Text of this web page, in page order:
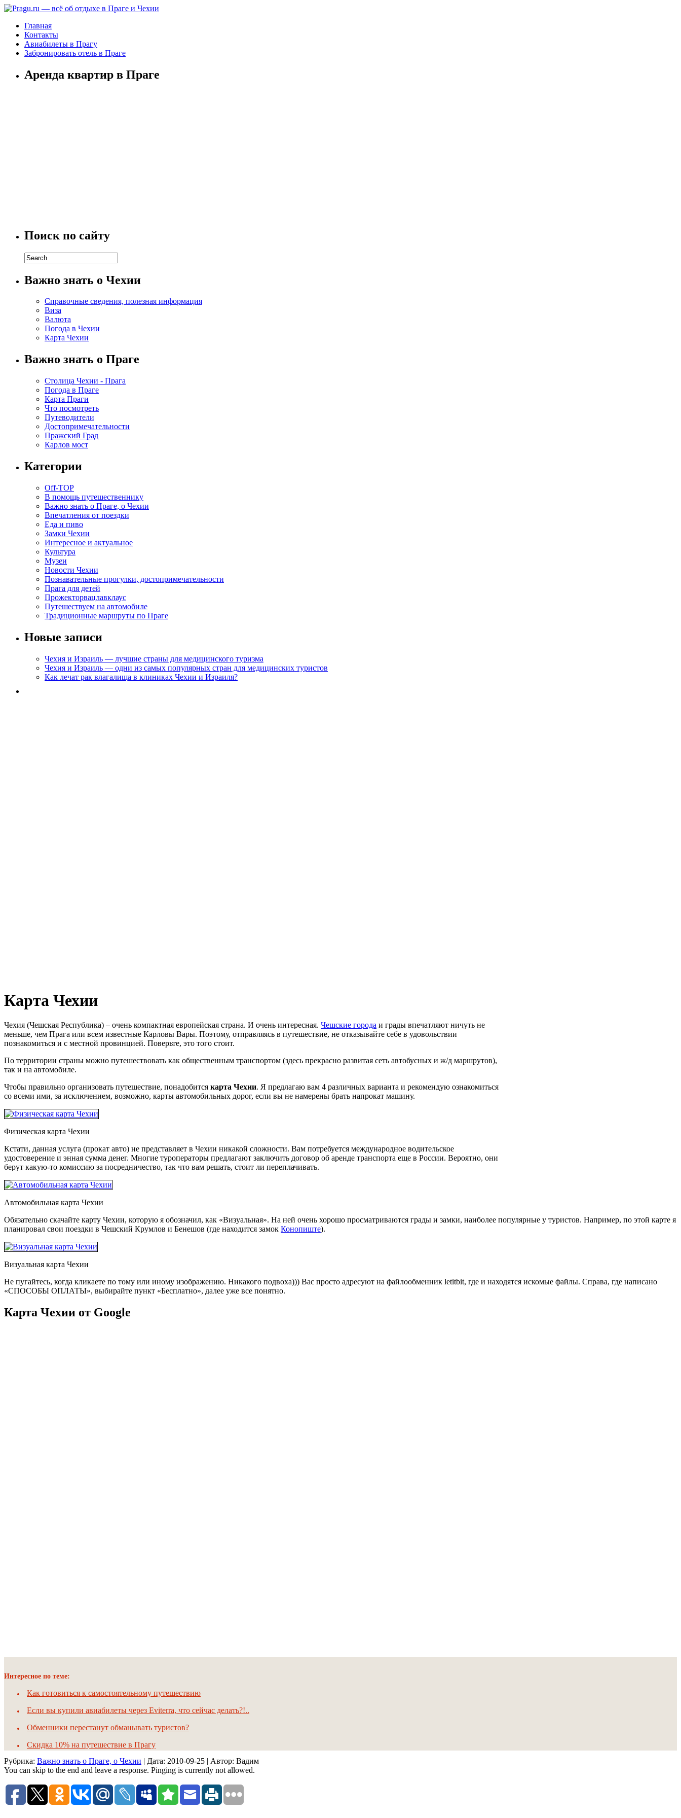
Главная
Контакты
Авиабилеты в Прагу
Забронировать отель в Праге
Аренда квартир в Праге
Поиск по сайту
Важно знать о Чехии
Справочные сведения, полезная информация
Виза
Валюта
Погода в Чехии
Карта Чехии
Важно знать о Праге
Столица Чехии - Прага
Погода в Праге
Карта Праги
Что посмотреть
Путеводители
Достопримечательности
Пражский Град
Карлов мост
Категории
Off-TOP
В помощь путешественнику
Важно знать о Праге, о Чехии
Впечатления от поездки
Еда и пиво
Замки Чехии
Интересное и актуальное
Культура
Музеи
Новости Чехии
Познавательные прогулки, достопримечательности
Прага для детей
Прожекторвацлавклаус
Путешествуем на автомобиле
Традиционные маршруты по Праге
Новые записи
Чехия и Израиль — лучшие страны для медицинского туризма
Чехия и Израиль — одни из самых популярных стран для медицинских туристов
Как лечат рак влагалища в клиниках Чехии и Израиля?
Карта Чехии
Чехия (Чешская Республика) – очень компактная европейская страна. И очень интересная. Чешские города и грады впечатляют ничуть не
меньше, чем Прага или всем известные Карловы Вары. Поэтому, отправляясь в путешествие, не отказывайте себе в удовольствии
познакомиться и с местной провинцией. Поверьте, это того стоит.
По территории страны можно путешествовать как общественным транспортом (здесь прекрасно развитая сеть автобусных и ж/д маршрутов),
так и на автомобиле.
Чтобы правильно организовать путешествие, понадобится карта Чехии. Я предлагаю вам 4 различных варианта и рекомендую ознакомиться
со всеми ими, за исключением, возможно, карты автомобильных дорог, если вы не намерены брать напрокат машину.
Физическая карта Чехии
Кстати, данная услуга (прокат авто) не представляет в Чехии никакой сложности. Вам потребуется международное водительское
удостоверение и энная сумма денег. Многие туроператоры предлагают заключить договор об аренде транспорта еще в России. Вероятно, они
берут какую-то комиссию за посредничество, так что вам решать, стоит ли переплачивать.
Автомобильная карта Чехии
Обязательно скачайте карту Чехии, которую я обозначил, как «Визуальная». На ней очень хорошо просматриваются грады и замки, наиболее популярные у туристов. Например, по этой карте я
планировал свои поездки в Чешский Крумлов и Бенешов (где находится замок Конопиште).
Визуальная карта Чехии
Не пугайтесь, когда кликаете по тому или иному изображению. Никакого подвоха))) Вас просто адресуют на файлообменник letitbit, где и находятся искомые файлы. Справа, где написано
«СПОСОБЫ ОПЛАТЫ», выбирайте пункт «Бесплатно», далее уже все понятно.
Карта Чехии от Google
Интересное по теме:
Как готовиться к самостоятельному путешествию
Если вы купили авиабилеты через Eviterra, что сейчас делать?!..
Обменники перестанут обманывать туристов?
Скидка 10% на путешествие в Прагу
Рубрика: Важно знать о Праге, о Чехии | Дата: 2010-09-25 | Автор: Вадим
You can skip to the end and leave a response. Pinging is currently not allowed.